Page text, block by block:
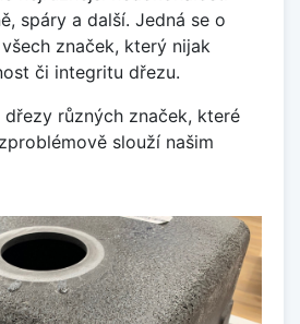
spáry a další. Jedná se o
značek, který nijak
či integritu dřezu.
různých značek, které
slouží našim